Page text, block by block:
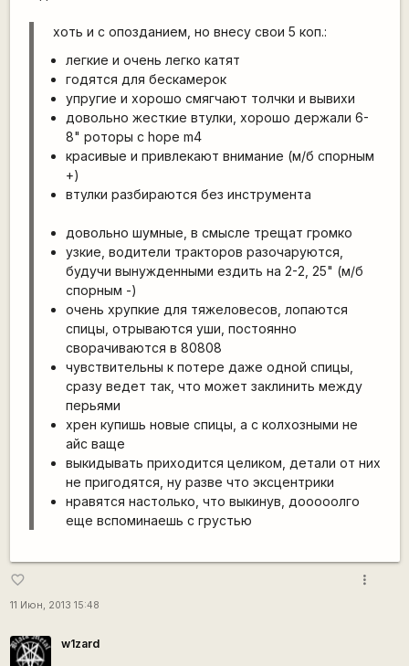
хоть и с опозданием, но внесу свои 5 коп.:
легкие и очень легко катят
годятся для бескамерок
упругие и хорошо смягчают толчки и вывихи
довольно жесткие втулки, хорошо держали 6-
8" роторы с hope m4
красивые и привлекают внимание (м/б спорным
+)
втулки разбираются без инструмента
довольно шумные, в смысле трещат громко
узкие, водители тракторов разочаруются,
будучи вынужденными ездить на 2-2, 25" (м/б
спорным -)
очень хрупкие для тяжеловесов, лопаются
спицы, отрываются уши, постоянно
сворачиваются в 80808
чувствительны к потере даже одной спицы,
сразу ведет так, что может заклинить между
перьями
хрен купишь новые спицы, а с колхозными не
айс ваще
выкидывать приходится целиком, детали от них
не пригодятся, ну разве что эксцентрики
нравятся настолько, что выкинув, дооooолго
еще вспоминаешь с грустью
favorite_border
11 Июн, 2013 15:48
more_vert
w1zard